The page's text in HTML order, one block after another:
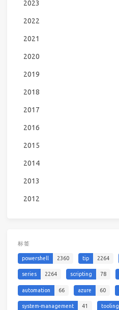
2023
2022
2021
2020
2019
2018
2017
2016
2015
2014
2013
2012
标签
powershell 2360 tip 2264
series 2264 scripting 78
automation 66 azure 60
system-management 41 tooling